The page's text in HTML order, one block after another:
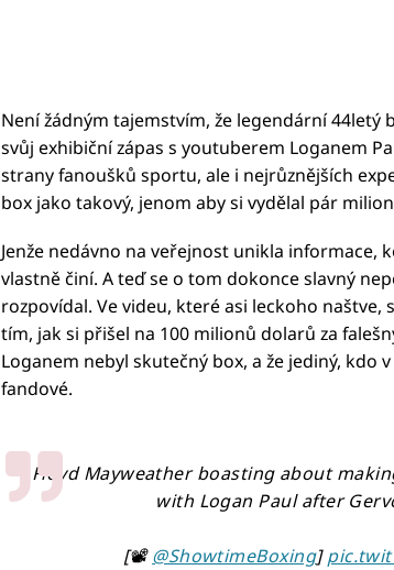
Není žádným tajemstvím, že legendární 44letý
svůj exhibiční zápas s youtuberem Loganem
strany fanoušků sportu, ale i nejrůznějších
box jako takový, jenom aby si vydělal pár
Jenže nedávno na veřejnost unikla informace,
vlastně činí. A teď se o tom dokonce slavný
rozpovídal. Ve videu, které asi leckoho
tím, jak si přišel na 100 milionů dolarů za
Loganem nebyl skutečný box, a že jediný, kdo
fandové.
Floyd Mayweather boasting about
with Logan Paul after
[📽️@ShowtimeBoxing]